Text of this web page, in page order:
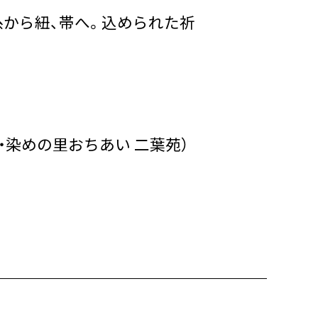
ら紐、帯へ。込められた祈
めの里おちあい 二葉苑）